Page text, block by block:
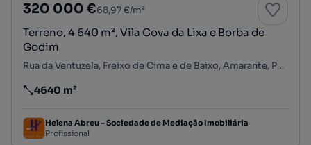
320 000 €68,97 €/m²
Terreno, 4 640 m², Vila Cova da Lixa e Borba de
Godim
Rua da Ventuzela, Freixo de Cima e de Baixo, Amarante, Porto
Preço por metro quadrado
4640 m²
Helena Abreu – Sociedade de Mediação Imobiliária
Profissional